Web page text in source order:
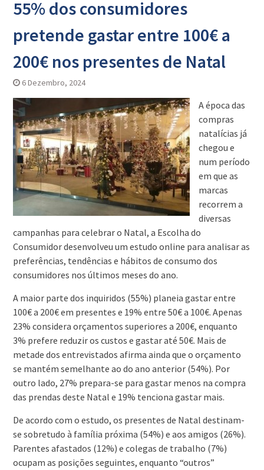
55% dos consumidores
pretende gastar entre 100€ a
200€ nos presentes de Natal
6 Dezembro, 2024
A época das
compras
natalícias já
chegou e
num período
em que as
marcas
recorrem a
diversas
campanhas para celebrar o Natal, a Escolha do
Consumidor desenvolveu um estudo online para analisar as
preferências, tendências e hábitos de consumo dos
consumidores nos últimos meses do ano.
A maior parte dos inquiridos (55%) planeia gastar entre
100€ a 200€ em presentes e 19% entre 50€ a 100€. Apenas
23% considera orçamentos superiores a 200€, enquanto
3% prefere reduzir os custos e gastar até 50€. Mais de
metade dos entrevistados afirma ainda que o orçamento
se mantém semelhante ao do ano anterior (54%). Por
outro lado, 27% prepara-se para gastar menos na compra
das prendas deste Natal e 19% tenciona gastar mais.
De acordo com o estudo, os presentes de Natal destinam-
se sobretudo à família próxima (54%) e aos amigos (26%).
Parentes afastados (12%) e colegas de trabalho (7%)
ocupam as posições seguintes, enquanto “outros”